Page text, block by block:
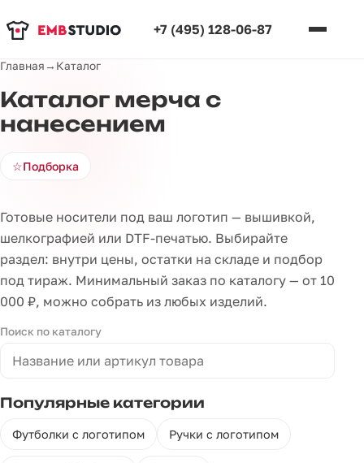
+7 (495) 128-06-87
Главная→ Каталог
Каталог мерча с
нанесением
☆Подборка
Готовые носители под ваш логотип — вышивкой,
шелкографией или DTF-печатью. Выбирайте
раздел: внутри цены, остатки на складе и подбор
под тираж. Минимальный заказ по каталогу — от 10
000 ₽, можно собрать из любых изделий.
Поиск по каталогу
Популярные категории
Футболки с логотипом Ручки с логотипом